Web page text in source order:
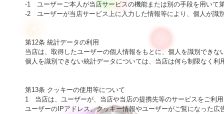
-1　ユーザーご本人が当店サービスの機能または別の手段を用いて
-2　ユーザーが当店サービス上に入力した情報等により、個人が識
第12条 統計データの利用
当店は、取得したユーザーの個人情報をもとに、個人を識別でき
個人を識別できない統計データについては、当店は何ら制限なく利
第13条 クッキーの使用等について
1　当店は、ユーザーが、当店や当店の提携先等のサービスをご利
ユーザーのIPアドレス、クッキー情報やユーザーがご覧になった